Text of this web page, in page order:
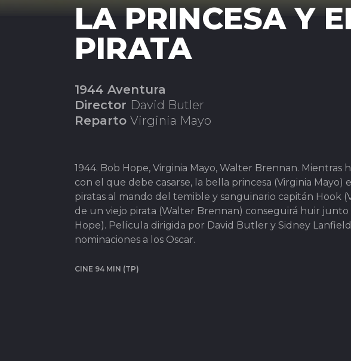
LA PRINCESA Y
PIRATA
1944 Aventura
Director David Butler
Reparto Virginia Mayo
1944. Bob Hope, Virginia Mayo, Walter Brennan.
con el que debe casarse, la bella princesa (Virginia
piratas al mando del temible y sanguinario capitán Hook
de un viejo pirata (Walter Brennan) conseguirá huir
Hope). Película dirigida por David Butler y Sidney
nominaciones a los Oscar.
CINE 94 MIN (TP)